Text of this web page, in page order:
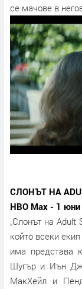
се мачове в
СЛОНЪТ НА
HBO Max - 1 юни
„Слонът на Adult
който всеки
има представа
Шугър и Иън
МакХейл и